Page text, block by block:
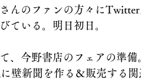
んのファンの方々に
ている。明日初日。
、今野書店のフェアの準備
壁新聞を作る＆販売する